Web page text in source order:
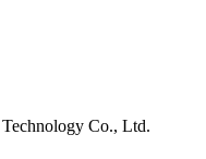
Co., Ltd.